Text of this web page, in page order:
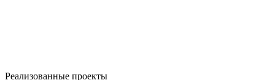
Реализованные проекты